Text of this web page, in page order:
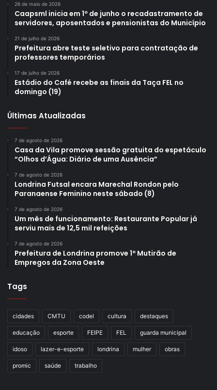
26 de maio de 2026
Caapsml inicia em 1º de junho o recadastramento de
servidores, aposentados e pensionistas do Município
21 de julho de 2026
Prefeitura abre teste seletivo para contratação de
professores temporários
17 de julho de 2026
Estádio do Café recebe as finais da Taça FEL no
domingo (19)
Últimas Atualizadas
7 de agosto de 2026
Casa da Vila promove sessão gratuita do espetáculo
“Olhos d’Água: Diário de uma Ausência”
7 de agosto de 2026
Londrina Futsal encara Marechal Rondon pelo
Paranaense Feminino neste sábado (8)
7 de agosto de 2026
Um mês de funcionamento: Restaurante Popular já
serviu mais de 12,5 mil refeições
7 de agosto de 2026
Prefeitura de Londrina promove 1º Mutirão de
Empregos da Zona Oeste
Tags
cidades CMTU codel cultura destaques
educação esporte FEIPE FEL guarda municipal
idoso lazer-e-esporte londrina mulher obras
promic saúde trabalho